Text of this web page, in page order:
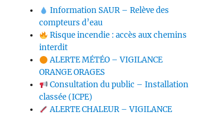
Information SAUR – Relève des
compteurs d’eau
Risque incendie : accès aux chemins
interdit
ALERTE MÉTÉO – VIGILANCE
ORANGE ORAGES
Consultation du public – Installation
classée (ICPE)
ALERTE CHALEUR – VIGILANCE